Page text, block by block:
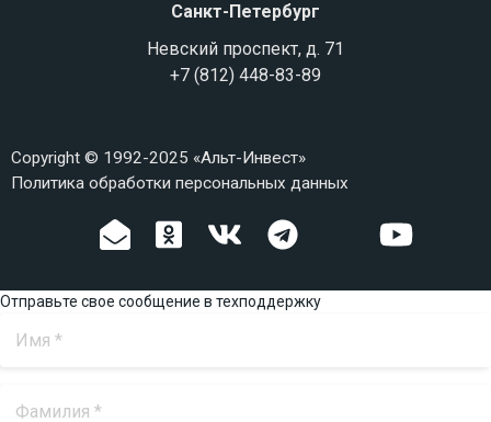
Санкт-Петербург
Невский проспект, д. 71
+7 (812) 448-83-89
Copyright © 1992-2025 «Альт-Инвест»
Политика обработки персональных данных
Отправьте свое сообщение в техподдержку